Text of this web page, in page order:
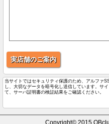
実店舗のご案内
当サイトではセキュリティ保護のため、アルファ
し、大切なデータを暗号化し送信しています。サ
て、サーバ証明書の検証結果をご確認ください。
Copyright© 2015